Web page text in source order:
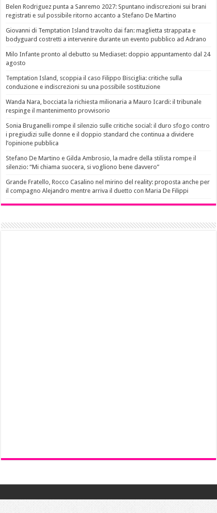
Belen Rodriguez punta a Sanremo 2027: Spuntano indiscrezioni sui brani
registrati e sul possibile ritorno accanto a Stefano De Martino
Giovanni di Temptation Island travolto dai fan: maglietta strappata e
bodyguard costretti a intervenire durante un evento pubblico ad Adrano
Milo Infante pronto al debutto su Mediaset: doppio appuntamento dal 24
agosto
Temptation Island, scoppia il caso Filippo Bisciglia: critiche sulla
conduzione e indiscrezioni su una possibile sostituzione
Wanda Nara, bocciata la richiesta milionaria a Mauro Icardi: il tribunale
respinge il mantenimento provvisorio
Sonia Bruganelli rompe il silenzio sulle critiche social: il duro sfogo contro
i pregiudizi sulle donne e il doppio standard che continua a dividere
l’opinione pubblica
Stefano De Martino e Gilda Ambrosio, la madre della stilista rompe il
silenzio: “Mi chiama suocera, si vogliono bene davvero”
Grande Fratello, Rocco Casalino nel mirino del reality: proposta anche per
il compagno Alejandro mentre arriva il duetto con Maria De Filippi